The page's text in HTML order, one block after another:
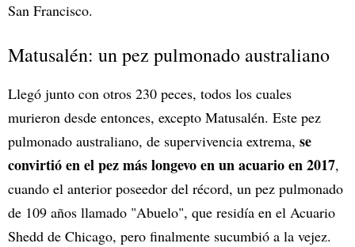
San Francisco.
Matusalén: un pez pulmonado australiano
Llegó junto con otros 230 peces, todos los cuales
murieron desde entonces, excepto Matusalén. Este pez
pulmonado australiano, de supervivencia extrema, se
convirtió en el pez más longevo en un acuario en 2017,
cuando el anterior poseedor del récord, un pez pulmonado
de 109 años llamado "Abuelo", que residía en el Acuario
Shedd de Chicago, pero finalmente sucumbió a la vejez.